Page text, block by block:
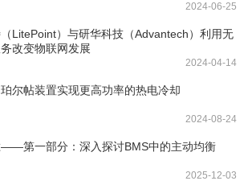
2024-06-25
LitePoint）与研华科技（Advantech）利用无
改变物联网发展
2024-04-14
尔帖装置实现更高功率的热电冷却
2024-08-24
第一部分：深入探讨BMS中的主动均衡
2025-12-03